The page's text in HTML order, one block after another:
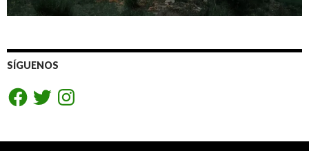
SÍGUENOS
FacebookTwitterInstagram